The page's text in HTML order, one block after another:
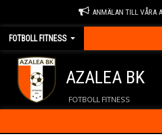
ANMÄLAN TILL VÅRA
FOTBOLL FITNESS
AZALEA BK
FOTBOLL FITNESS